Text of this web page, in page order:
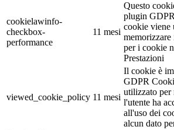
cookielawinfo-
checkbox-
performance
11 mesi
Questo
plugin
cookie viene
memorizzare
per i cookie
Prestazioni
viewed_cookie_policy 11 mesi
Il cookie è
GDPR
utilizzato per
l'utente ha
all'uso dei
alcun dato